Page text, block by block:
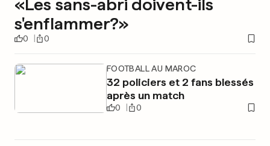
«Les sans-abri doivent-ils
s'enflammer?»
0 0
FOOTBALL AU MAROC
32 policiers et 2 fans blessés
après un match
0 0